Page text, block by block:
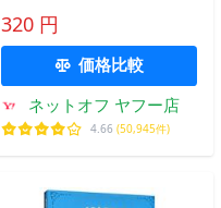
320 円
価格比較
ネットオフ ヤフー店
4.66 (50,945件)